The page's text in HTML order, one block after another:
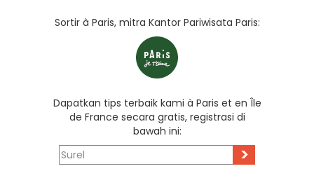
Sortir à Paris, mitra Kantor Pariwisata Paris:
Dapatkan tips terbaik kami à Paris et en Île
de France secara gratis, registrasi di
bawah ini:
>